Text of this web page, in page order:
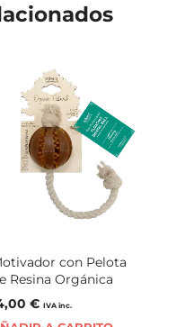
con Pelota
Resina Orgánica
€ IVA inc.